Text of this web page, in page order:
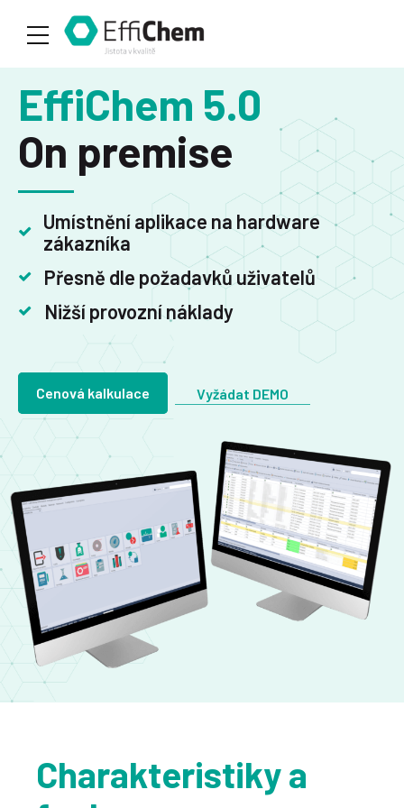
EffiChem 5.0
On premise
Umístnění aplikace na hardware
zákazníka
Přesně dle požadavků uživatelů
Nižší provozní náklady
Cenová kalkulace Vyžádat DEMO
Charakteristiky a